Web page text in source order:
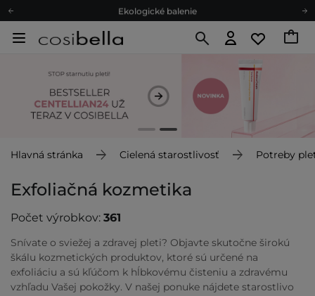
Ekologické balenie
Odmeňovací program
Ekologické balenie
Hlavná stránka Cielená starostlivosť Potreby
Exfoliačná kozmetika
Počet výrobkov: 361
Snívate o sviežej a zdravej pleti? Objavte skutočne širokú
škálu kozmetických produktov, ktoré sú určené na
exfoliáciu a sú kľúčom k hĺbkovému čisteniu a zdravému
vzhľadu Vašej pokožky. V našej ponuke nájdete starostlivo